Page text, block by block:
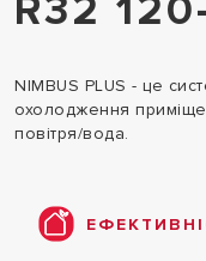
R32
NIMBUS PLUS - це
охолодження
повітря/вода.